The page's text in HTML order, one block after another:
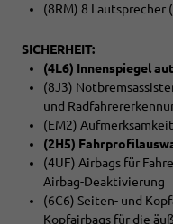
(8RM) 8 Lautsprecher
SICHERHEIT:
(4L6) Innenspiegel
(8J3)
und
(EM2)
(2H5)
(4UF) Airbags für
Airbag-Deaktivierung
(6C6) Seiten- und
Kopfairbags für die